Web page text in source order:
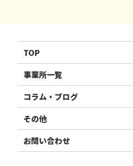
TOP
リハスワーク
リハスファーム
事業所一覧
関東エリア
東北エリア
甲信越エリア
コラム・ブログ
事業所ブログ
ご利用者様の声
その他
お知らせ
お問い合わせ